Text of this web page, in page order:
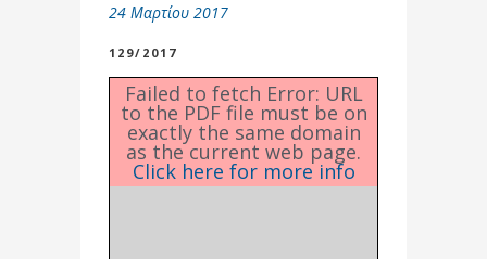
24 Μαρτίου 2017
129/2017
Failed to fetch Error: URL
to the PDF file must be on
exactly the same domain
as the current web page.
Click here for more info